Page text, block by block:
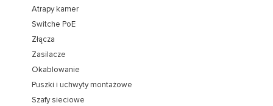
Atrapy kamer
Switche PoE
Złącza
Zasilacze
Okablowanie
Puszki i uchwyty montażowe
Szafy sieciowe